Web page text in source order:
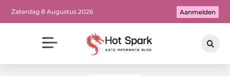
Zaterdag 8 Augustus 2026 Aanmelden